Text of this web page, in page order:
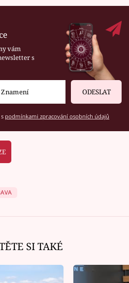
vám
s
ODESLAT
podmínkami zpracování osobních údajů
SI TAKÉ